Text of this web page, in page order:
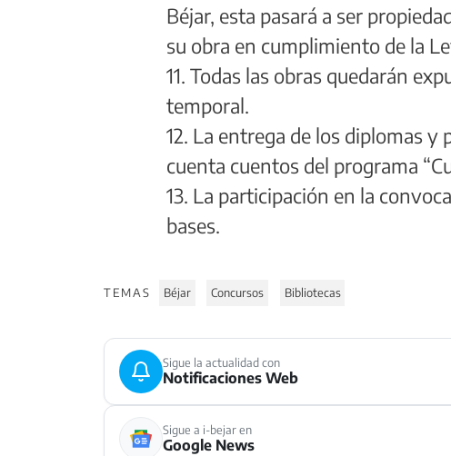
Béjar, esta pasará a ser
su obra en cumplimiento de la
11. Todas las obras quedarán
temporal.
12. La entrega de los diplomas y
cuenta cuentos del programa
13. La participación en la
bases.
TEMAS Béjar Concursos Bibliotecas
Sigue la actualidad con
Notificaciones Web
Sigue a i-bejar en
Google News